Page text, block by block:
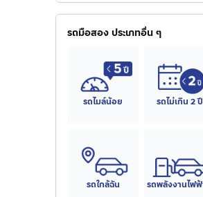
รถมือสอง ประเภทอื่น ๆ
รถไมล์น้อย รถไม่เกิน 2 ปี
รถใกล้ฉัน